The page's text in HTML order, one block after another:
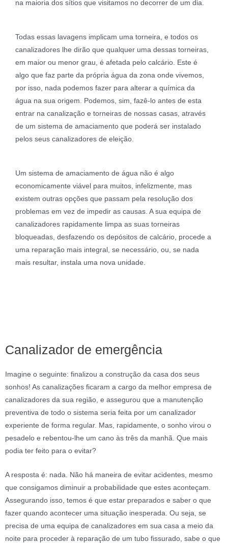
na maioria dos sítios que visitamos no decorrer de um dia.
Todas essas lavagens implicam uma torneira, e todos os
canalizadores lhe dirão que qualquer uma dessas torneiras,
em maior ou menor grau, é afetada pelo calcário. Este é
algo que faz parte da própria água da zona onde vivemos,
por isso, nada podemos fazer para alterar a química da
água na sua origem. Podemos, sim, fazê-lo antes de esta
entrar na canalização e torneiras de nossas casas, através
de um sistema de amaciamento que poderá ser instalado
pelos seus canalizadores de eleição.
Um sistema de amaciamento de água não é algo
economicamente viável para muitos, infelizmente, mas
existem outras opções que passam pela resolução dos
problemas em vez de impedir as causas. A sua equipa de
canalizadores rapidamente limpa as suas torneiras
bloqueadas, desfazendo os depósitos de calcário, procede a
uma reparação mais integral, se necessário, ou, se nada
mais resultar, instala uma nova unidade.
Canalizador de emergência
Imagine o seguinte: finalizou a construção da casa dos seus
sonhos! As canalizações ficaram a cargo da melhor empresa de
canalizadores da sua região, e assegurou que a manutenção
preventiva de todo o sistema seria feita por um canalizador
experiente de forma regular. Mas, rapidamente, o sonho virou o
pesadelo e rebentou-lhe um cano às três da manhã. Que mais
podia ter feito para o evitar?
A resposta é: nada. Não há maneira de evitar acidentes, mesmo
que consigamos diminuir a probabilidade que estes aconteçam.
Assegurando isso, temos é que estar preparados e saber o que
fazer quando acontecer uma situação inesperada. Ou seja, se
precisa de uma equipa de canalizadores em sua casa a meio da
noite para proceder à reparação de um tubo fissurado, sabe o que